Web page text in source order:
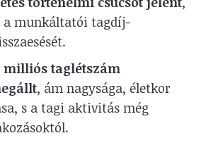
a munkáltatói tagdíj-
milliós taglétszám
, ám nagysága, életkor
s a tagi aktivitás még